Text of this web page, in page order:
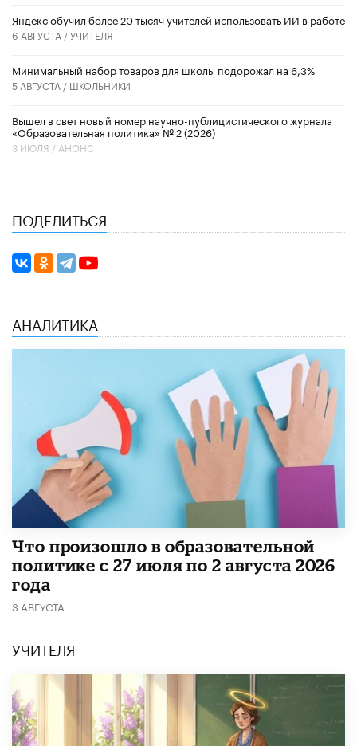
​Яндекс обучил более 20 тысяч учителей использовать ИИ в работе
6 АВГУСТА /УЧИТЕЛЯ
Минимальный набор товаров для школы подорожал на 6,3%
5 АВГУСТА / ШКОЛЬНИКИ
Вышел в свет новый номер научно-публицистического журнала
«Образовательная политика» № 2 (2026)
3 ИЮЛЯ / АНОНС
ПОДЕЛИТЬСЯ
АНАЛИТИКА
​Что произошло в образовательной
политике с 27 июля по 2 августа 2026
года
3 АВГУСТА
УЧИТЕЛЯ